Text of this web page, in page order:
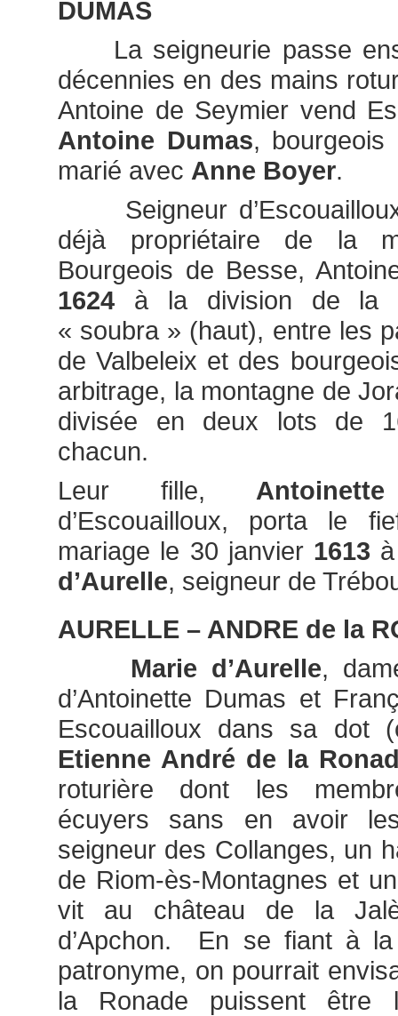
DUMAS
La seigneurie passe
décennies en des mains
Antoine de Seymier vend
Antoine Dumas,
marié avec Anne Boyer.
Seigneur
déjà propriétaire de la
Bourgeois de Besse,
1624 à la division de la
« soubra » (haut), entre les
de Valbeleix et des
arbitrage, la montagne de
divisée en deux lots de
chacun.
Leur fille,
d’Escouailloux, porta le
mariage le 30 janvier 1613
d’Aurelle, seigneur de
AURELLE – ANDRE de la
Marie d’Aurelle,
d’Antoinette Dumas et
Escouailloux dans sa dot
Etienne André de la
roturière dont les
écuyers sans en avoir
seigneur des Collanges, un
de Riom-ès-Montagnes et
vit au château de la
d’Apchon. En se fiant à
patronyme, on pourrait
la Ronade puissent être